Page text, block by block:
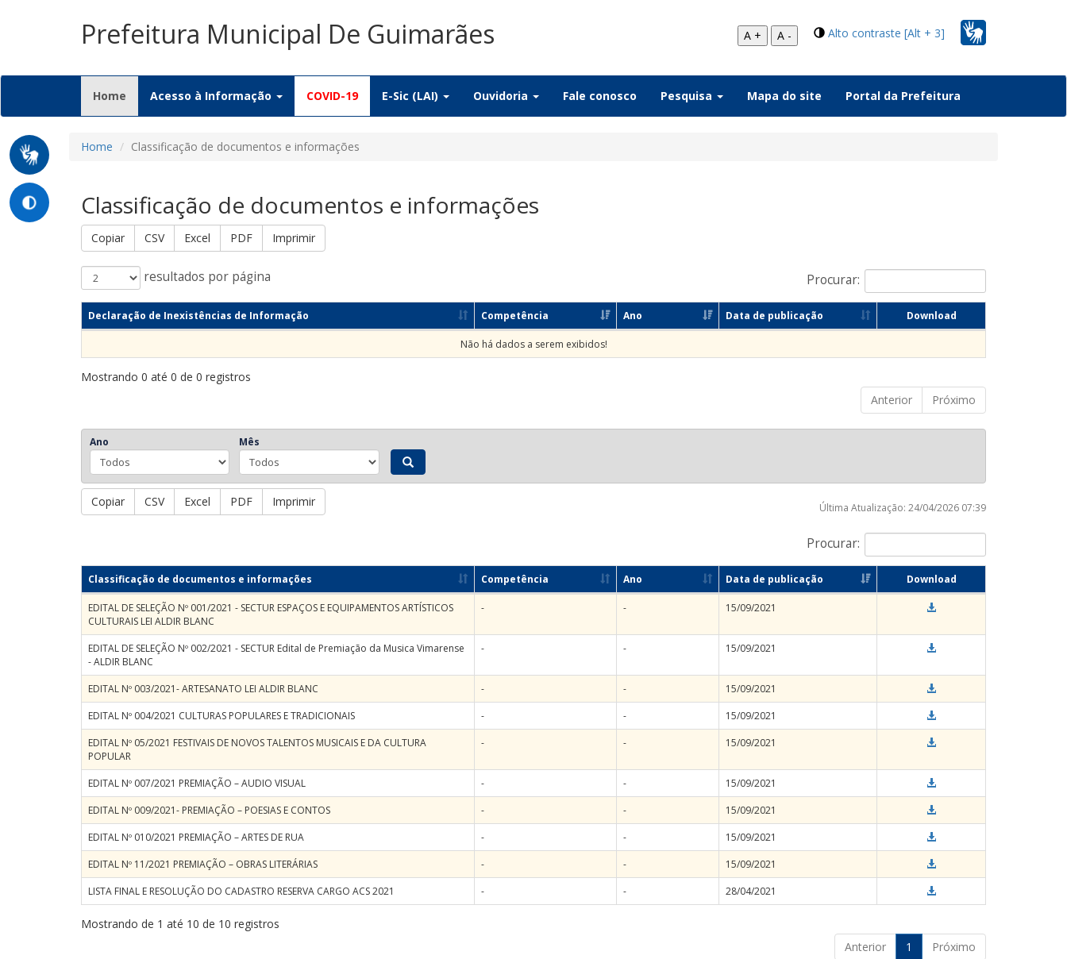
Prefeitura Municipal De Guimarães Alto contraste [Alt + 3]
A + A -
Home (current)
Acesso à Informação COVID-19 E-Sic (LAI) Ouvidoria Fale conosco Pesquisa Mapa do site Portal da Prefeitura
Home Classificação de documentos e informações
Classificação de documentos e informações
Copiar CSV Excel PDF Imprimir
resultados por página Procurar:
Declaração de Inexistências de Informação Competência Ano Data de publicação Download
Não há dados a serem exibidos!
Mostrando 0 até 0 de 0 registros
Anterior
Próximo
Ano Mês
Copiar CSV Excel PDF Imprimir
Procurar:
Última Atualização: 24/04/2026 07:39
Classificação de documentos e informações Competência Ano Data de publicação Download
EDITAL DE SELEÇÃO Nº 001/2021 - SECTUR ESPAÇOS E EQUIPAMENTOS ARTÍSTICOS
CULTURAIS LEI ALDIR BLANC
- - 15/09/2021
EDITAL DE SELEÇÃO Nº 002/2021 - SECTUR Edital de Premiação da Musica Vimarense
- ALDIR BLANC
- - 15/09/2021
EDITAL Nº 003/2021- ARTESANATO LEI ALDIR BLANC - -
15/09/2021
EDITAL Nº 004/2021 CULTURAS POPULARES E TRADICIONAIS
- -
15/09/2021
EDITAL Nº 05/2021 FESTIVAIS DE NOVOS TALENTOS MUSICAIS E DA CULTURA
POPULAR
- - 15/09/2021
EDITAL Nº 007/2021 PREMIAÇÃO – AUDIO VISUAL - -
15/09/2021
EDITAL Nº 009/2021- PREMIAÇÃO – POESIAS E CONTOS
- -
15/09/2021
EDITAL Nº 010/2021 PREMIAÇÃO – ARTES DE RUA
- -
15/09/2021
EDITAL Nº 11/2021 PREMIAÇÃO – OBRAS LITERÁRIAS
- -
15/09/2021
LISTA FINAL E RESOLUÇÃO DO CADASTRO RESERVA CARGO ACS 2021
- - 28/04/2021
Mostrando de 1 até 10 de 10 registros
Anterior
1 Próximo